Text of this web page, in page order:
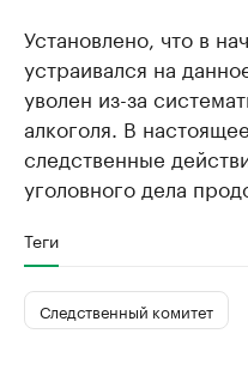
Установлено, что в
устраивался на
уволен из-за
алкоголя. В
следственные
уголовного дела
Теги
Следственный комитет